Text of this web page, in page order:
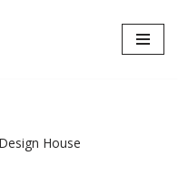
House